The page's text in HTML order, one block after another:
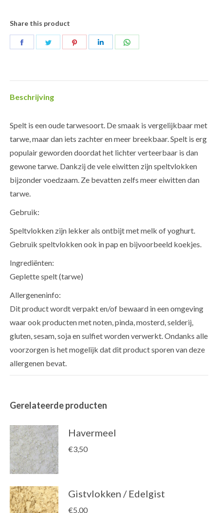
Share this product
Beschrijving
Spelt is een oude tarwesoort. De smaak is vergelijkbaar met
tarwe, maar dan iets zachter en meer breekbaar. Spelt is erg
populair geworden doordat het lichter verteerbaar is dan
gewone tarwe. Dankzij de vele eiwitten zijn speltvlokken
bijzonder voedzaam. Ze bevatten zelfs meer eiwitten dan
tarwe.
Gebruik:
Speltvlokken zijn lekker als ontbijt met melk of yoghurt.
Gebruik speltvlokken ook in pap en bijvoorbeeld koekjes.
Ingrediënten:
Geplette spelt (tarwe)
Allergeneninfo:
Dit product wordt verpakt en/of bewaard in een omgeving
waar ook producten met noten, pinda, mosterd, selderij,
gluten, sesam, soja en sulfiet worden verwerkt. Ondanks alle
voorzorgen is het mogelijk dat dit product sporen van deze
allergenen bevat.
Gerelateerde producten
Havermeel
€3,50
Gistvlokken / Edelgist
€5,00